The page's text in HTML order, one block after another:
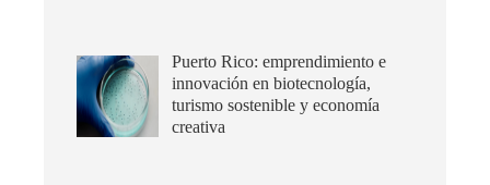
Puerto Rico: emprendimiento e
innovación en biotecnología,
turismo sostenible y economía
creativa